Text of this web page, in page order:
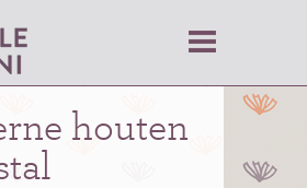
houten